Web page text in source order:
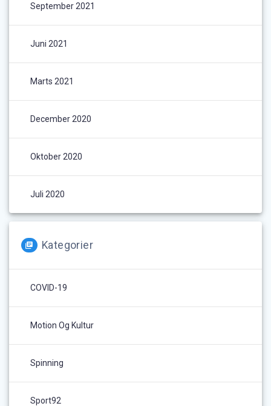
September 2021
Juni 2021
Marts 2021
December 2020
Oktober 2020
Juli 2020
Kategorier
COVID-19
Motion Og Kultur
Spinning
Sport92